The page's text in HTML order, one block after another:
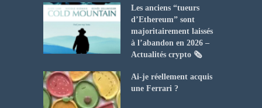
Les anciens “tueurs
d’Ethereum” sont
majoritairement laissés
à l’abandon en 2026 –
Actualités crypto 🗞️
Ai-je réellement acquis
une Ferrari ?